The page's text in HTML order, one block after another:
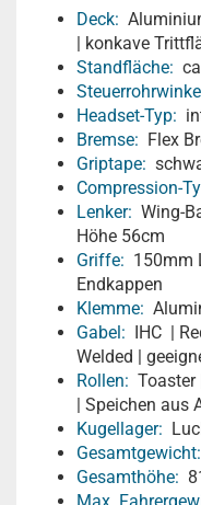
Deck:
| konkave
Standfläche:
Headset-Typ:
Bremse: Flex
Griptape:
Compression-
Lenker: Wing-
Höhe 56cm
Griffe: 150mm
Endkappen
Klemme:
Gabel: IHC |
Welded |
Rollen: Toaster
| Speichen aus
Kugellager:
Gesamtgewicht:
Gesamthöhe: